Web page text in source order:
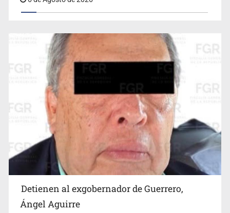
Casa Blanca niega desacuerdo entre Trump y Hegseth
por falta de municiones
Fallece monseñor Carlos Garfias Merlos, arzobispo
Detienen al exgobernador de Guerrero,
Ángel Aguirre